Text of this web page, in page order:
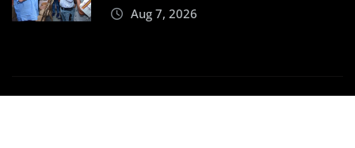
Aug 7, 2026